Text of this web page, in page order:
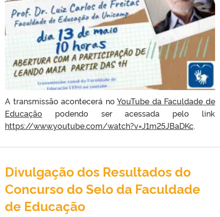
A transmissão acontecerá noYouTube da Faculdade de
Educação podendo ser acessada pelo link
https://www.youtube.com/watch?v=J1m25JBaDKc.
Divulgação dos Resultados do
Concurso do Selo da Faculdade
de Educação